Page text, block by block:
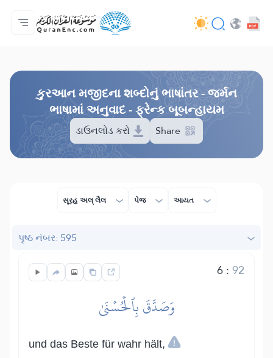
મુખ્ય પેજ
ભાષાંતરોની યાદી
Audio
વિકાસકની સેવાઓ - API
પ્રોજેકટ વિશે
અમારો સંપર્ક
ભાષા
કુરઆન મજીદના શબ્દોનું ભાષાંતર - જર્મન
ભાષામાં અનુવાદ - ફ્રેન્ક બૂબન્હાયમ
ડાઉનલોડ કરો Share
સૂરહ અલ્ લૈલ પેજ આયત
પૃષ્ઠ નંબર: 595
6:92
وَصَدَّقَ بِٱلۡحُسۡنَىٰ
und das Beste für wahr hält,